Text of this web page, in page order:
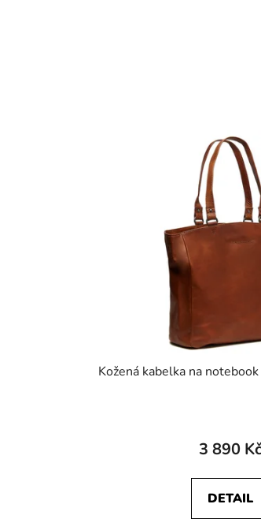
Kožená kabelka na
3 890 Kč
DETAIL